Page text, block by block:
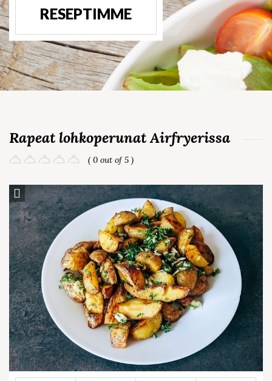
RESEPTIMME
Rapeat lohkoperunat Airfryerissa
( 0 out of 5 )
Save Recipe